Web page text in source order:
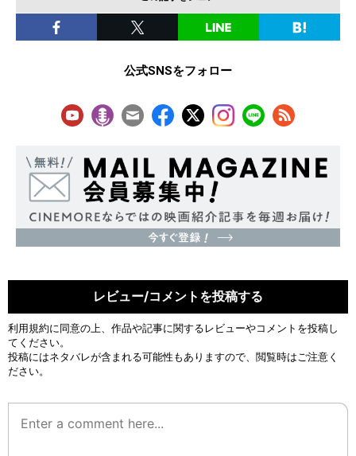
公式SNSをフォロー
レビュー/コメントを投稿する
利用規約に同意の上、作品や記事に関するレビューやコメントを投稿し
てください。
投稿にはネタバレが含まれる可能性もありますので、閲覧時はご注意く
ださい。